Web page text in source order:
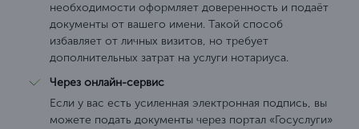
необходимости оформляет доверенность и подаёт
документы от вашего имени. Такой способ
избавляет от личных визитов, но требует
дополнительных затрат на услуги нотариуса.
Через онлайн-сервис
Если у вас есть усиленная электронная подпись, вы
можете подать документы через портал «Госуслуги»